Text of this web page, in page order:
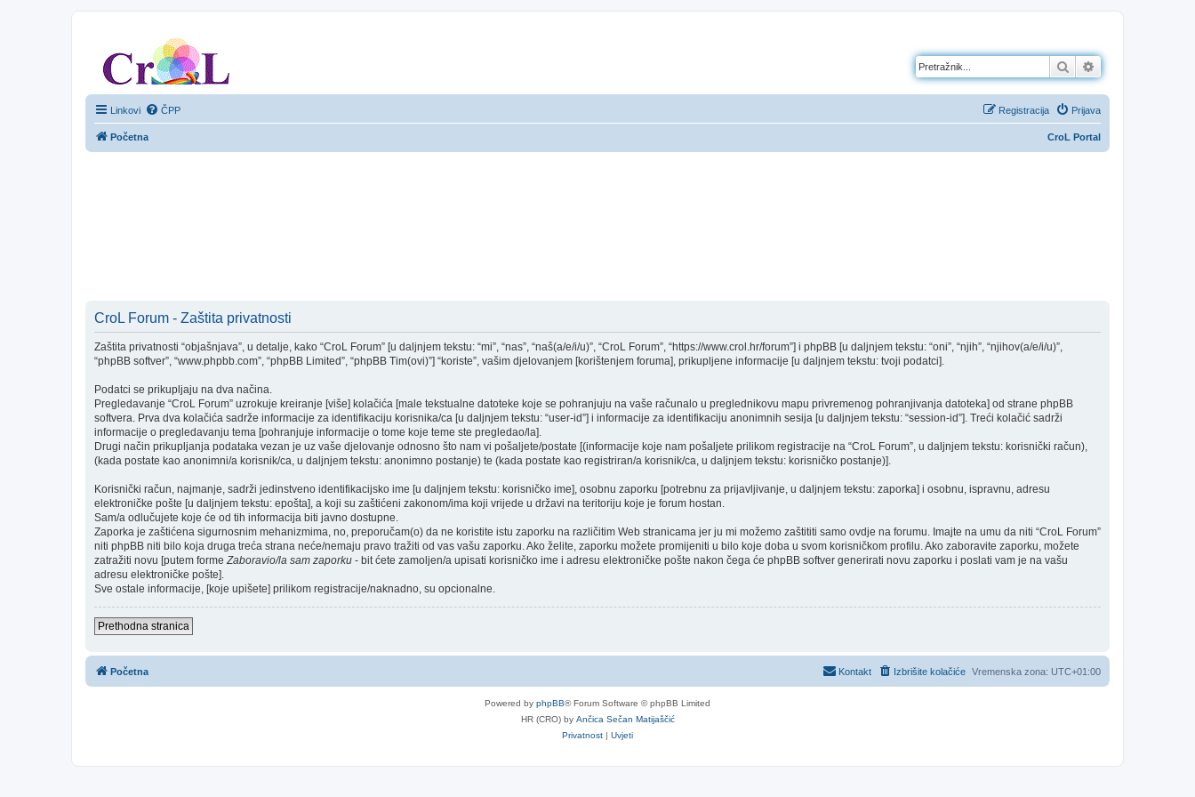
Pretražnik
Linkovi ČPP Prijava
Registracija
CroL Portal
Početna
CroL Forum - Zaštita privatnosti
Zaštita privatnosti “objašnjava”, u detalje, kako “CroL Forum” [u daljnjem tekstu: “mi”, “nas”, “naš(a/e/i/u)”, “CroL Forum”, “https://www.crol.hr/forum”] i phpBB [u daljnjem tekstu: “oni”, “njih”, “njihov(a/e/i/u)”,
“phpBB softver”, “www.phpbb.com”, “phpBB Limited”, “phpBB Tim(ovi)”] “koriste”, vašim djelovanjem [korištenjem foruma], prikupljene informacije [u daljnjem tekstu: tvoji podatci].
Podatci se prikupljaju na dva načina.
Pregledavanje “CroL Forum” uzrokuje kreiranje [više] kolačića [male tekstualne datoteke koje se pohranjuju na vaše računalo u preglednikovu mapu privremenog pohranjivanja datoteka] od strane phpBB
softvera. Prva dva kolačića sadrže informacije za identifikaciju korisnika/ca [u daljnjem tekstu: “user-id”] i informacije za identifikaciju anonimnih sesija [u daljnjem tekstu: “session-id”]. Treći kolačić sadrži
informacije o pregledavanju tema [pohranjuje informacije o tome koje teme ste pregledao/la].
Drugi način prikupljanja podataka vezan je uz vaše djelovanje odnosno što nam vi pošaljete/postate [(informacije koje nam pošaljete prilikom registracije na “CroL Forum”, u daljnjem tekstu: korisnički račun),
(kada postate kao anonimni/a korisnik/ca, u daljnjem tekstu: anonimno postanje) te (kada postate kao registriran/a korisnik/ca, u daljnjem tekstu: korisničko postanje)].
Korisnički račun, najmanje, sadrži jedinstveno identifikacijsko ime [u daljnjem tekstu: korisničko ime], osobnu zaporku [potrebnu za prijavljivanje, u daljnjem tekstu: zaporka] i osobnu, ispravnu, adresu
elektroničke pošte [u daljnjem tekstu: epošta], a koji su zaštićeni zakonom/ima koji vrijede u državi na teritoriju koje je forum hostan.
Sam/a odlučujete koje će od tih informacija biti javno dostupne.
Zaporka je zaštićena sigurnosnim mehanizmima, no, preporučam(o) da ne koristite istu zaporku na različitim Web stranicama jer ju mi možemo zaštititi samo ovdje na forumu. Imajte na umu da niti “CroL Forum”
niti phpBB niti bilo koja druga treća strana neće/nemaju pravo tražiti od vas vašu zaporku. Ako želite, zaporku možete promijeniti u bilo koje doba u svom korisničkom profilu. Ako zaboravite zaporku, možete
zatražiti novu [putem formeZaboravio/la sam zaporku - bit ćete zamoljen/a upisati korisničko ime i adresu elektroničke pošte nakon čega će phpBB softver generirati novu zaporku i poslati vam je na vašu
adresu elektroničke pošte].
Sve ostale informacije, [koje upišete] prilikom registracije/naknadno, su opcionalne.
Prethodna stranica
Početna Vremenska zona: UTC+01:00
Izbrišite kolačiće
Kontakt
Powered by phpBB® Forum Software © phpBB Limited
HR (CRO) by Ančica Sečan Matijaščić
Privatnost | Uvjeti